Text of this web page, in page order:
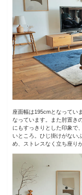
座面幅は195cmとなってい
なっています。また肘置き
にもすっきりとした印象で
いところ。ひじ掛けがない
め、ストレスなく立ち座り